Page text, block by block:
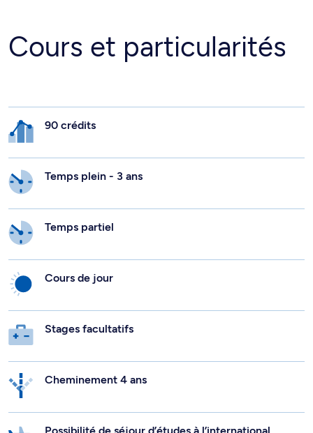
Cours et particularités
90 crédits
Temps plein - 3 ans
Temps partiel
Cours de jour
Stages facultatifs
Cheminement 4 ans